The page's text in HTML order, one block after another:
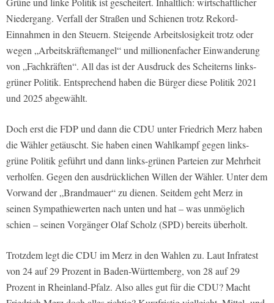
Niedergang. Verfall der Straßen und Schienen trotz Rekord-
Einnahmen in den Steuern. Steigende Arbeitslosigkeit trotz oder
wegen „Arbeitskräftemangel“ und millionenfacher Einwanderung
von „Fachkräften“. All das ist der Ausdruck des Scheiterns links-
grüner Politik. Entsprechend haben die Bürger diese Politik 2021
und 2025 abgewählt.
Doch erst die FDP und dann die CDU unter Friedrich Merz haben
die Wähler getäuscht. Sie haben einen Wahlkampf gegen links-
grüne Politik geführt und dann links-grünen Parteien zur Mehrheit
verholfen. Gegen den ausdrücklichen Willen der Wähler. Unter dem
Vorwand der „Brandmauer“ zu dienen. Seitdem geht Merz in
seinen Sympathiewerten nach unten und hat – was unmöglich
schien – seinen Vorgänger Olaf Scholz (SPD) bereits überholt.
Trotzdem legt die CDU im Merz in den Wahlen zu. Laut Infratest
von 24 auf 29 Prozent in Baden-Württemberg, von 28 auf 29
Prozent in Rheinland-Pfalz. Also alles gut für die CDU? Macht